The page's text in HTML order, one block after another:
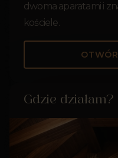
dwoma aparatami i
kościele.
Gdzie działam?